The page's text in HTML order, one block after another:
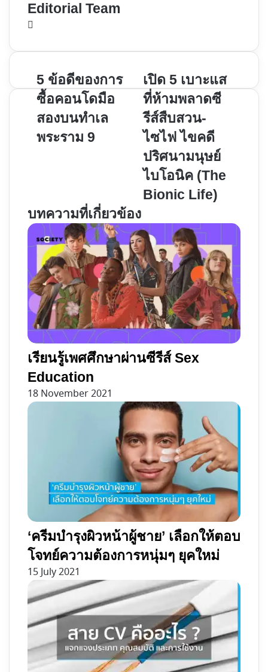
Editorial Team
5
ข้อดี
ของ
การ
ซื้อ
บน
ทำเล
พระราม
5 ข้อดีของการ
ซื้อคอนโดมือ
สองบนทำเล
พระราม 9
เปิด 5 เบาะแส
ที่
ห้าม
พลาด
ซี
รีส์
สืบสวน-
ไซไฟ
ไข
ปริศนา
มนุษย์
ไบ
โอ
นิค
(The
Bionic
Life)
เปิด 5 เบาะแส
ที่ห้ามพลาดซี
รีส์สืบสวน-
ไซไฟ ไขคดี
ปริศนามนุษย์
ไบโอนิค (The
Bionic Life)
บทความที่เกี่ยวข้อง
เรียนรู้เพศศึกษาผ่านซีรีส์ Sex
Education
18 November 2021
‘ครีมบำรุงผิวหน้าผู้ชาย’ เลือกให้ตอบ
โจทย์ความต้องการหนุ่มๆ ยุคใหม่
15 July 2021